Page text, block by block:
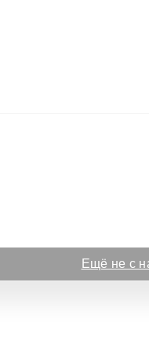
Ещё не с